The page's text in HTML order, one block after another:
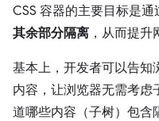
CSS 容器的主要目标是通
其余部分隔离 ，从而提升
基本上，开发者可以告知
内容，让浏览器无需考虑
道哪些内容（子树）包含